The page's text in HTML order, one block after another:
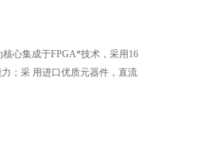
心集成于FPGA*技术，采用16
；采 用进口优质元器件，直流